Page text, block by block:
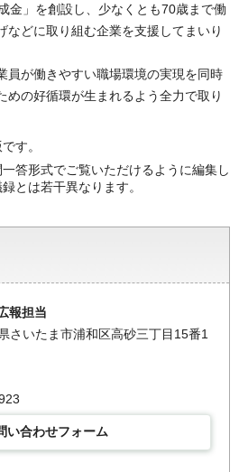
金」を創設し、少なくとも70歳まで働
などに取り組む企業を支援してまいり
員が働きやすい職場環境の実現を同時
めの好循環が生まれるよう全力で取り
す。
答形式でご覧いただけるように編集し
とは若干異なります。
報担当
さいたま市浦和区高砂三丁目15番1
い合わせフォーム